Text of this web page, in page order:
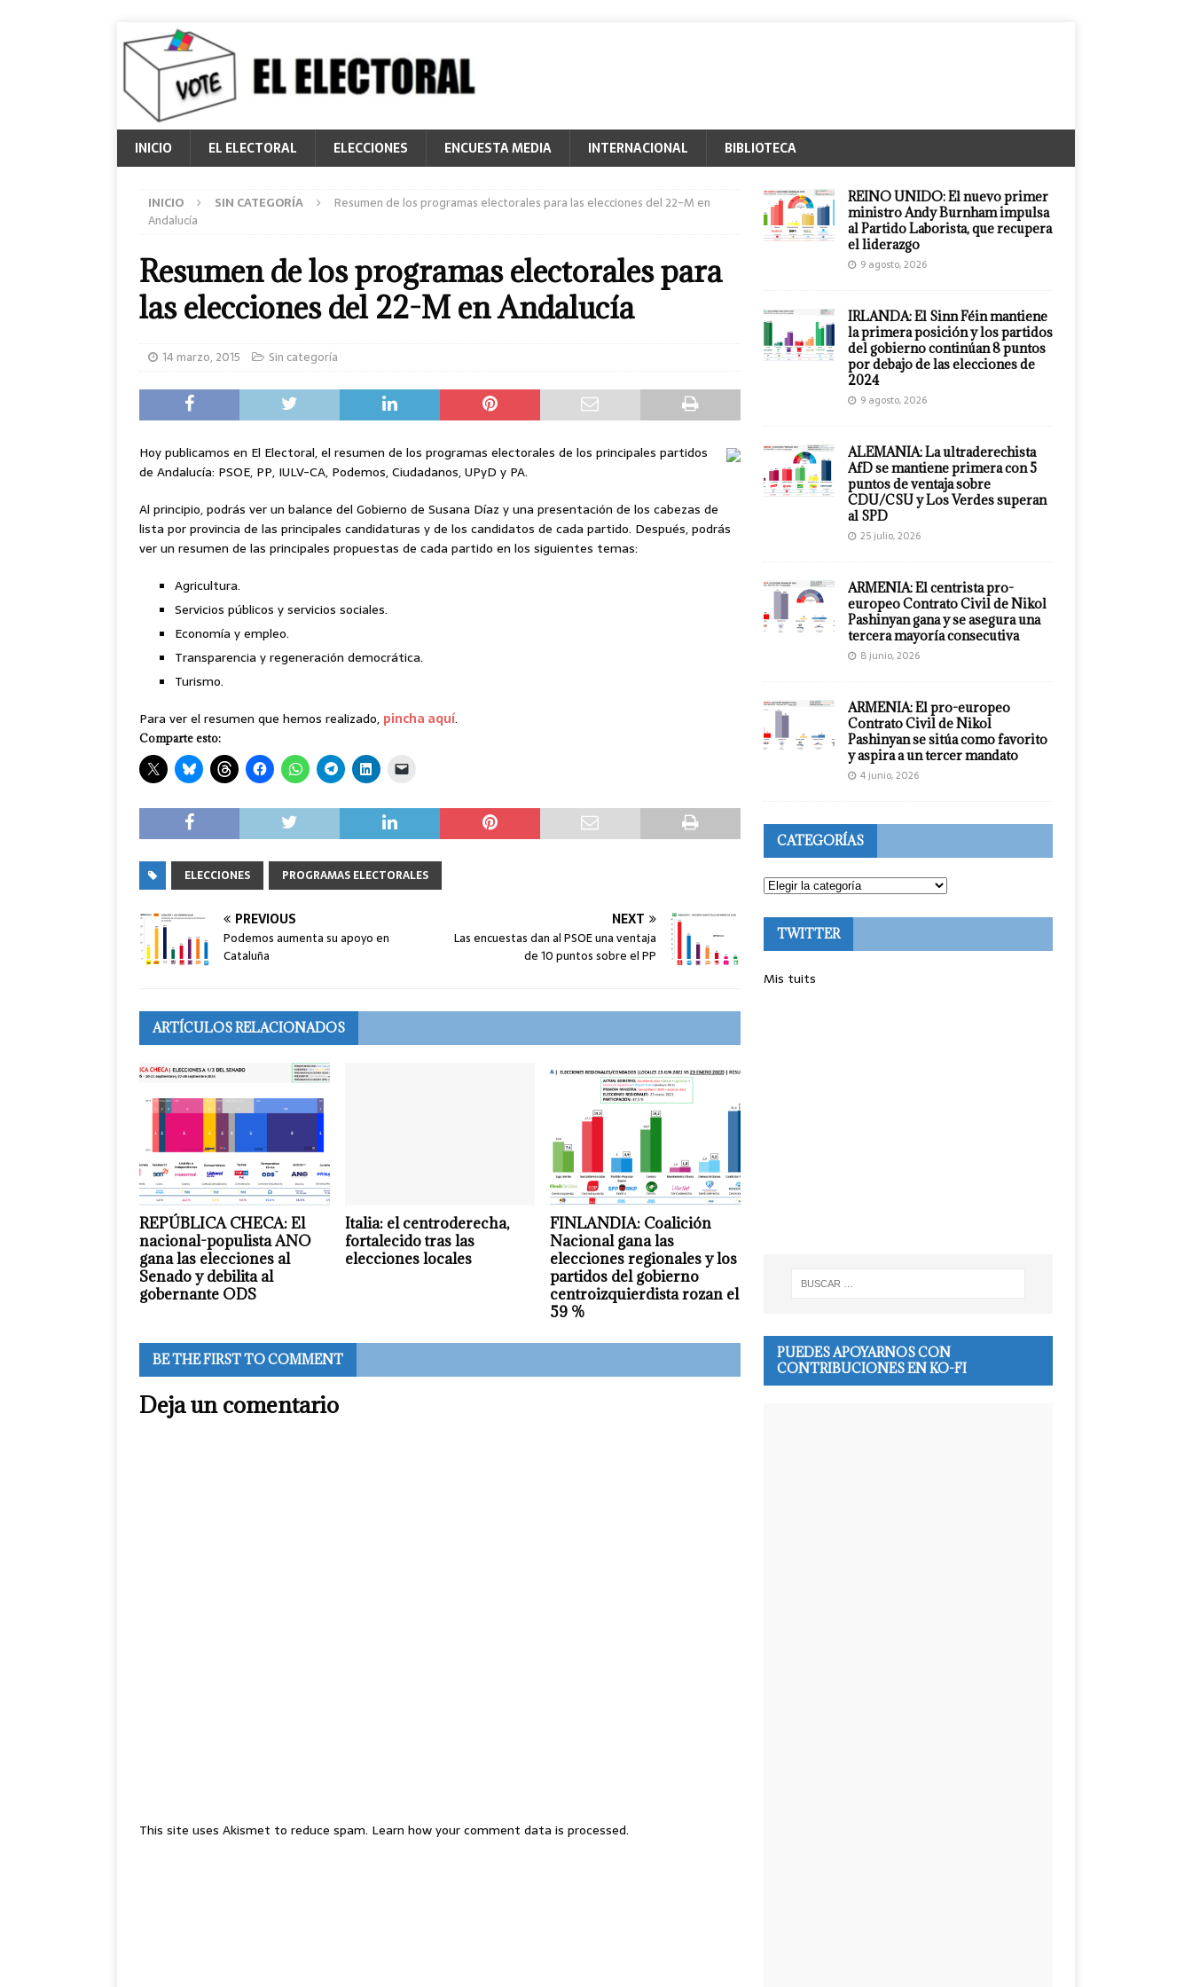
INICIO EL ELECTORAL ELECCIONES ENCUESTA MEDIA INTERNACIONAL BIBLIOTECA
INICIO SIN CATEGORÍA
Resumen de los programas electorales para las elecciones del 22-M en
Andalucía
Resumen de los programas electorales para
las elecciones del 22-M en Andalucía
14 marzo, 2015 Sin categoría
Hoy publicamos en El Electoral, el resumen de los programas electorales de los principales partidos
de Andalucía: PSOE, PP, IULV-CA, Podemos, Ciudadanos, UPyD y PA.
Al principio, podrás ver un balance del Gobierno de Susana Díaz y una presentación de los cabezas de
lista por provincia de las principales candidaturas y de los candidatos de cada partido. Después, podrás
ver un resumen de las principales propuestas de cada partido en los siguientes temas:
Agricultura.
Servicios públicos y servicios sociales.
Economía y empleo.
Transparencia y regeneración democrática.
Turismo.
Para ver el resumen que hemos realizado, pincha aquí.
Comparte esto:
ELECCIONES PROGRAMAS ELECTORALES
PREVIOUS
Podemos aumenta su apoyo en
Cataluña
NEXT
Las encuestas dan al PSOE una ventaja
de 10 puntos sobre el PP
ARTÍCULOS RELACIONADOS
REPÚBLICA CHECA: El
nacional-populista ANO
gana las elecciones al
Senado y debilita al
gobernante ODS
Italia: el centroderecha,
fortalecido tras las
elecciones locales
FINLANDIA: Coalición
Nacional gana las
elecciones regionales y los
partidos del gobierno
centroizquierdista rozan el
59 %
BE THE FIRST TO COMMENT
Deja un comentario
This site uses Akismet to reduce spam. Learn how your comment data is processed.
REINO UNIDO: El nuevo primer
ministro Andy Burnham impulsa
al Partido Laborista, que recupera
el liderazgo
9 agosto, 2026
IRLANDA: El Sinn Féin mantiene
la primera posición y los partidos
del gobierno continúan 8 puntos
por debajo de las elecciones de
2024
9 agosto, 2026
ALEMANIA: La ultraderechista
AfD se mantiene primera con 5
puntos de ventaja sobre
CDU/CSU y Los Verdes superan
al SPD
25 julio, 2026
ARMENIA: El centrista pro-
europeo Contrato Civil de Nikol
Pashinyan gana y se asegura una
tercera mayoría consecutiva
8 junio, 2026
ARMENIA: El pro-europeo
Contrato Civil de Nikol
Pashinyan se sitúa como favorito
y aspira a un tercer mandato
4 junio, 2026
CATEGORÍAS
TWITTER
Mis tuits
PUEDES APOYARNOS CON
CONTRIBUCIONES EN KO-FI